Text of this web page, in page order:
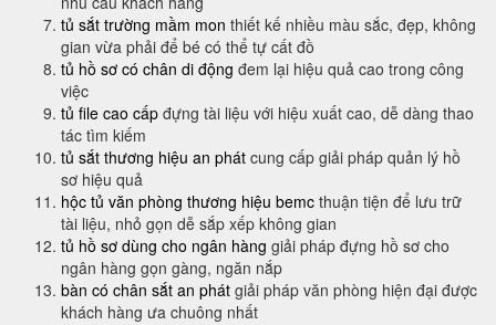
tủ sắt trường mầm mon thiết kế nhiều màu sắc, đẹp, không
gian vừa phải để bé có thể tự cất đồ
tủ hồ sơ có chân di động đem lại hiệu quả cao trong công
việc
tủ file cao cấp đựng tài liệu với hiệu xuất cao, dễ dàng thao
tác tìm kiếm
tủ sắt thương hiệu an phát cung cấp giải pháp quản lý hồ
sơ hiệu quả
hộc tủ văn phòng thương hiệu bemc thuận tiện để lưu trữ
tài liệu, nhỏ gọn dễ sắp xếp không gian
tủ hồ sơ dùng cho ngân hàng giải pháp đựng hồ sơ cho
ngân hàng gọn gàng, ngăn nắp
bàn có chân sắt an phát giải pháp văn phòng hiện đại được
khách hàng ưa chuông nhất